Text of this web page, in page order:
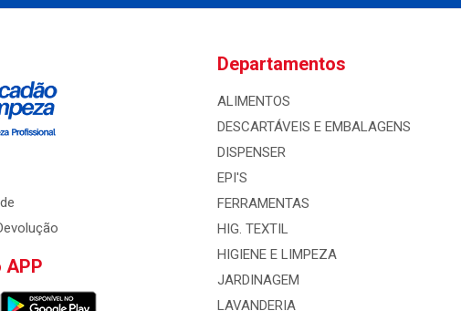
APP
Departamentos
ALIMENTOS
DESCARTÁVEIS E EMBALAGENS
DISPENSER
EPI'S
FERRAMENTAS
HIG. TEXTIL
HIGIENE E LIMPEZA
JARDINAGEM
LAVANDERIA